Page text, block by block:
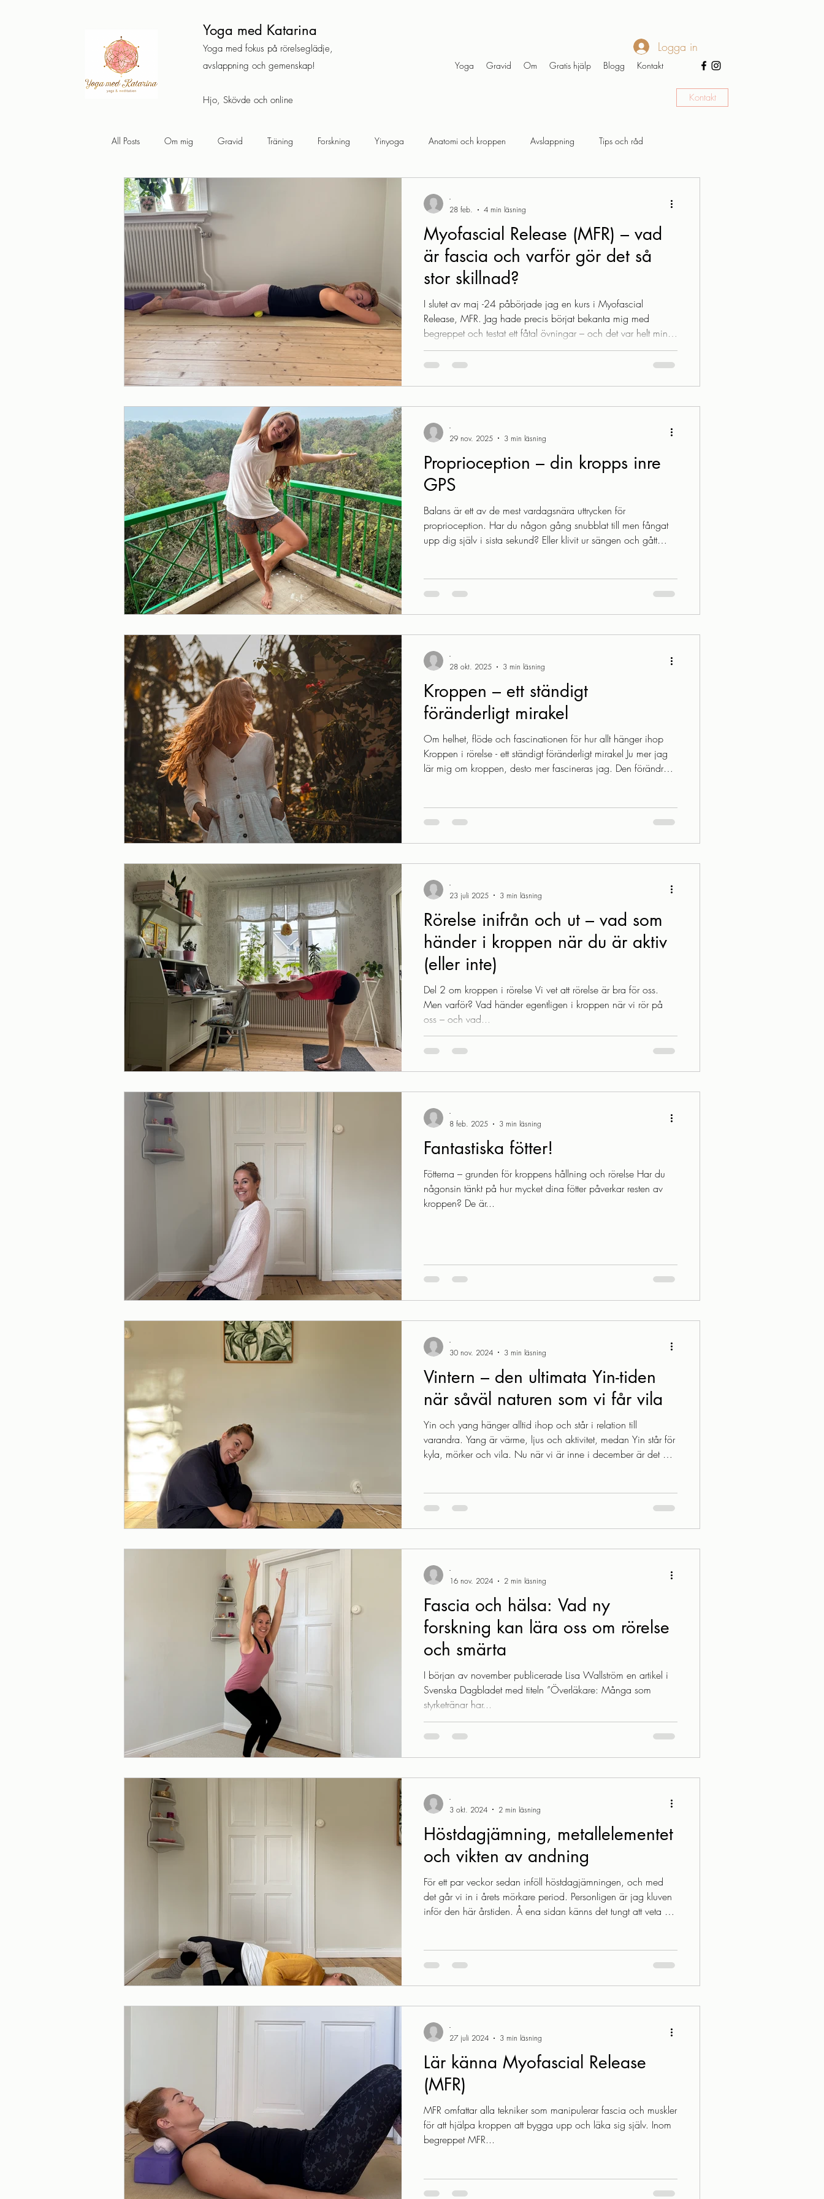
Yoga med Katarina
Yoga med fokus på rörelseglädje,
avslappning och gemenskap!
Hjo, Skövde och online
Yoga Gravid Om Gratis hjälp Blogg Kontakt
Kontakt
Logga in
All Posts Om mig Gravid Träning Forskning Yinyoga Anatomi och kroppen Avslappning Tips och råd
Yogisk filosofi
Myofascial Release (MFR) – vad
är fascia och varför gör det så
stor skillnad?
I slutet av maj -24 påbörjade jag en kurs i Myofascial
Release, MFR. Jag hade precis börjat bekanta mig med
begreppet och testat ett fåtal övningar – och det var helt mind
blowing ! Jag brukar säga att jag är en “kroppsnörd”. Jag
tycker att människokroppen är otroligt intressant och jag älskar
MFR. Hur kan något så enkelt som att applicera tryck med
tennis
-
28 feb.
4 min läsning
Proprioception – din kropps inre
GPS
Balans är ett av de mest vardagsnära uttrycken för
proprioception. Har du någon gång snubblat till men fångat
upp dig själv i sista sekund? Eller klivit ur sängen och gått
berättar var du är i rummet och hur du rör dig. Det här är ett
av mina absoluta favoritområden. För när vi börjar förstå
proprioception förstår vi också varför vissa rörelser känns
-
29 nov. 2025
3 min läsning
Kroppen – ett ständigt
föränderligt mirakel
Om helhet, flöde och fascinationen för hur allt hänger ihop
Kroppen i rörelse - ett ständigt föränderligt mirakel Ju mer jag
lär mig om kroppen, desto mer fascineras jag. Den förändras
tankar om kroppens magi, och hur allt hänger ihop – från
andningen till bindväven. Kroppen – ett ständigt föränderligt
mirakel Människokroppen fascinerar mig. Hur lite vi e
-
28 okt. 2025
3 min läsning
Rörelse inifrån och ut – vad som
händer i kroppen när du är aktiv
(eller inte)
Del 2 om kroppen i rörelse Vi vet att rörelse är bra för oss.
Men varför? Vad händer egentligen i kroppen när vi rör på
oss – och vad...
-
23 juli 2025
3 min läsning
Fantastiska fötter!
Fötterna – grunden för kroppens hållning och rörelse Har du
någonsin tänkt på hur mycket dina fötter påverkar resten av
kroppen? De är...
-
8 feb. 2025
3 min läsning
Vintern – den ultimata Yin-tiden
när såväl naturen som vi får vila
Yin och yang hänger alltid ihop och står i relation till
varandra. Yang är värme, ljus och aktivitet, medan Yin står för
kyla, mörker och vila. Nu när vi är inne i december är det Yin
ett extra behov av vila eller märker att du ofta fryser, särskilt om
händer och fötter. Naturen går i träda: växter vissnar ner,
träden står nakna, och flyttfåglarna har lämnat
-
30 nov. 2024
3 min läsning
Fascia och hälsa: Vad ny
forskning kan lära oss om rörelse
och smärta
I början av november publicerade Lisa Wallström en artikel i
Svenska Dagbladet med titeln ”Överläkare: Många som
styrketränar har...
-
16 nov. 2024
2 min läsning
Höstdagjämning, metallelementet
och vikten av andning
För ett par veckor sedan inföll höstdagjämningen, och med
det går vi in i årets mörkare period. Personligen är jag kluven
inför den här årstiden. Å ena sidan känns det tungt att veta att
på ett bekvämt sätt. Å andra sidan finns det mycket att
uppskatta. Luften känns extra syrerik, naturens färger är
fantastiska, och det är äntligen dags att klä sig i sina
-
3 okt. 2024
2 min läsning
Lär känna Myofascial Release
(MFR)
MFR omfattar alla tekniker som manipulerar fascia och muskler
för att hjälpa kroppen att bygga upp och läka sig själv. Inom
begreppet MFR...
-
27 juli 2024
3 min läsning